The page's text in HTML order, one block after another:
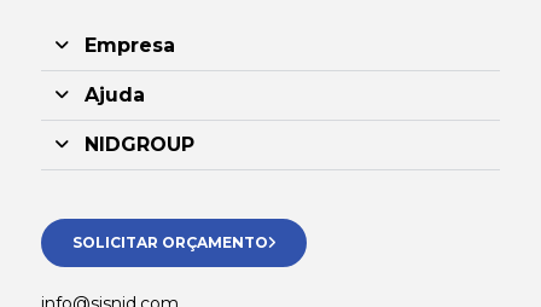
Empresa
Ajuda
NIDGROUP
SOLICITAR ORÇAMENTO